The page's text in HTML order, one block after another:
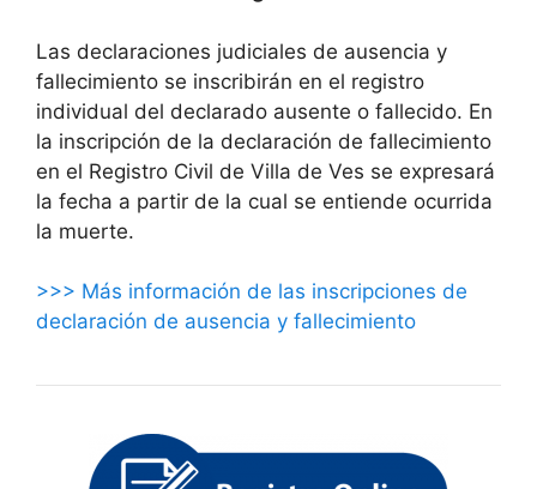
Las declaraciones judiciales de ausencia y
fallecimiento se inscribirán en el registro
individual del declarado ausente o fallecido. En
la inscripción de la declaración de fallecimiento
en el Registro Civil de Villa de Ves se expresará
la fecha a partir de la cual se entiende ocurrida
la muerte.
>>> Más información de las inscripciones de
declaración de ausencia y fallecimiento